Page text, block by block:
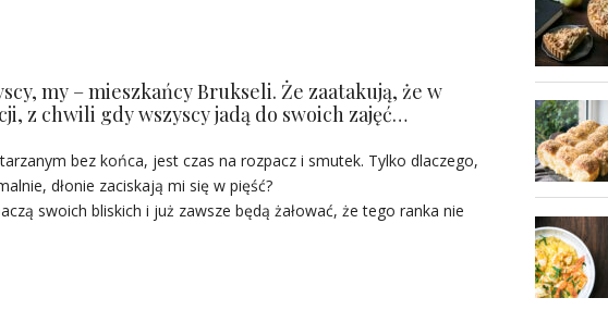
my – mieszkańcy Brukseli. Że zaatakują, że w
z chwili gdy wszyscy jadą do swoich zajęć…
bez końca, jest czas na rozpacz i smutek. Tylko dlaczego,
dłonie zaciskają mi się w pięść?
swoich bliskich i już zawsze będą żałować, że tego ranka nie